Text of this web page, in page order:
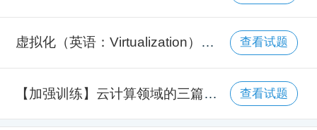
虚拟化（英语：Virtualization）是云计算的底层结构。它是一种资源管理技术，是将计算机的各种实体资源，如服务器、网络、内存及存储等，予以抽象、转换后呈现出来，打破实体结构间的不可切割的障碍，使用户可以比原本的组态更好的方式来应用这些资源。对于虚拟实例的实现方式，包括下面几类： 查看试题
【加强训练】云计算领域的三篇分别关于MapReduce/GFS/BigTable三大技术的经典论文是由哪家公司发表的？ 查看试题